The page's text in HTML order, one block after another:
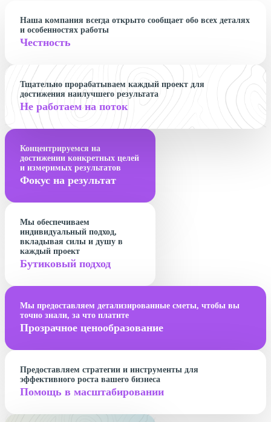
Наша компания всегда открыто сообщает обо всех деталях
и особенностях работы
Честность
Тщательно прорабатываем каждый проект для
достижения наилучшего результата
Не работаем на поток
Концентрируемся на
достижении конкретных целей
и измеримых результатов
Фокус на результат
Мы обеспечиваем
индивидуальный подход,
вкладывая силы и душу в
каждый проект
Бутиковый подход
Мы предоставляем детализированные сметы, чтобы вы
точно знали, за что платите
Прозрачное ценообразование
Предоставляем стратегии и инструменты для
эффективного роста вашего бизнеса
Помощь в масштабировании